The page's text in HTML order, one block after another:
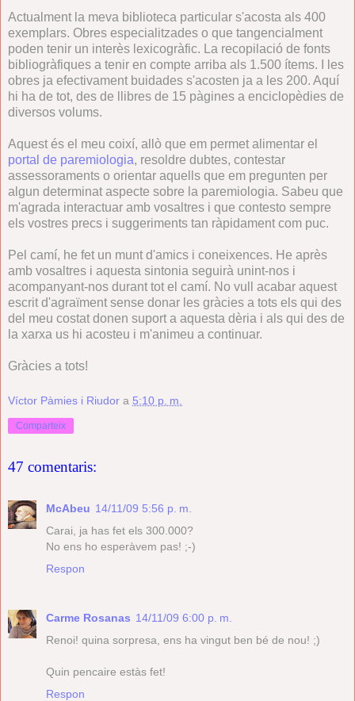
Actualment la meva biblioteca particular s'acosta als 400
exemplars. Obres especialitzades o que tangencialment
poden tenir un interès lexicogràfic. La recopilació de fonts
bibliogràfiques a tenir en compte arriba als 1.500 ítems. I les
obres ja efectivament buidades s'acosten ja a les 200. Aquí
hi ha de tot, des de llibres de 15 pàgines a enciclopèdies de
diversos volums.
Aquest és el meu coixí, allò que em permet alimentar el
portal de paremiologia, resoldre dubtes, contestar
assessoraments o orientar aquells que em pregunten per
algun determinat aspecte sobre la paremiologia. Sabeu que
m'agrada interactuar amb vosaltres i que contesto sempre
els vostres precs i suggeriments tan ràpidament com puc.
Pel camí, he fet un munt d'amics i coneixences. He après
amb vosaltres i aquesta sintonia seguirà unint-nos i
acompanyant-nos durant tot el camí. No vull acabar aquest
escrit d'agraïment sense donar les gràcies a tots els qui des
del meu costat donen suport a aquesta dèria i als qui des de
la xarxa us hi acosteu i m'animeu a continuar.
Gràcies a tots!
Víctor Pàmies i Riudor a 5:10 p. m.
Comparteix
47 comentaris:
McAbeu 14/11/09 5:56 p. m.
Carai, ja has fet els 300.000?
No ens ho esperàvem pas! ;-)
Respon
Carme Rosanas 14/11/09 6:00 p. m.
Renoi! quina sorpresa, ens ha vingut ben bé de nou! ;)
Quin pencaire estàs fet!
Respon